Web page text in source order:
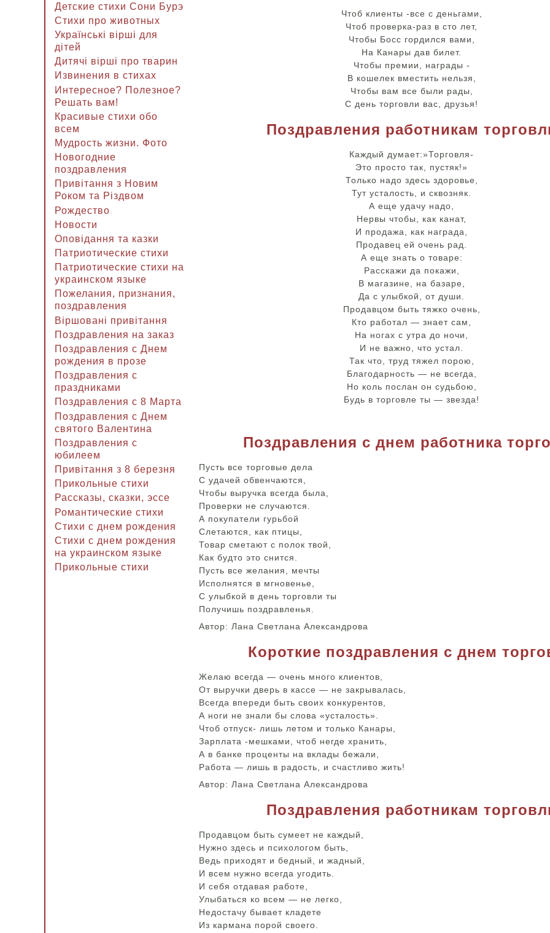
Детские стихи Сони Бурэ
Стихи про животных
Українські вірші для
дітей
Дитячі вірші про тварин
Извинения в стихах
Интересное? Полезное?
Решать вам!
Красивые стихи обо
всем
Мудрость жизни. Фото
Новогодние
поздравления
Привітання з Новим
Роком та Різдвом
Рождество
Новости
Оповідання та казки
Патриотические стихи
Патриотические стихи на
украинском языке
Пожелания, признания,
поздравления
Віршовані привітання
Поздравления на заказ
Поздравления с Днем
рождения в прозе
Поздравления с
праздниками
Поздравления с 8 Марта
Поздравления с Днем
святого Валентина
Поздравления с
юбилеем
Привітання з 8 березня
Прикольные стихи
Рассказы, сказки, эссе
Романтические стихи
Стихи с днем рождения
Стихи с днем рождения
на украинском языке
Прикольные стихи
Чтоб клиенты -все с деньгами,
Чтоб проверка-раз в сто лет,
Чтобы Босс гордился вами,
На Канары дав билет.
Чтобы премии, награды -
В кошелек вместить нельзя,
Чтобы вам все были рады,
С день торговли вас, друзья!
Поздравления работникам
Каждый думает:»Торговля-
Это просто так, пустяк!»
Только надо здесь здоровье,
Тут усталость, и сквозняк.
А еще удачу надо,
Нервы чтобы, как канат,
И продажа, как награда,
Продавец ей очень рад.
А еще знать о товаре:
Расскажи да покажи,
В магазине, на базаре,
Да с улыбкой, от души.
Продавцом быть тяжко очень,
Кто работал — знает сам,
На ногах с утра до ночи,
И не важно, что устал.
Так что, труд тяжел порою,
Благодарность — не всегда,
Но коль послан он судьбою,
Будь в торговле ты — звезда!
Поздравления с днем работника
Пусть все торговые дела
С удачей обвенчаются,
Чтобы выручка всегда была,
Проверки не случаются.
А покупатели гурьбой
Слетаются, как птицы,
Товар сметают с полок твой,
Как будто это снится.
Пусть все желания, мечты
Исполнятся в мгновенье,
С улыбкой в день торговли ты
Получишь поздравленья.
Автор: Лана Светлана Александрова
Короткие поздравления с днем
Желаю всегда — очень много клиентов,
От выручки дверь в кассе — не закрывалась,
Всегда впереди быть своих конкурентов,
А ноги не знали бы слова «усталость».
Чтоб отпуск- лишь летом и только Канары,
Зарплата -мешками, чтоб негде хранить,
А в банке проценты на вклады бежали,
Работа — лишь в радость, и счастливо жить!
Автор: Лана Светлана Александрова
Поздравления работникам
Продавцом быть сумеет не каждый,
Нужно здесь и психологом быть,
Ведь приходят и бедный, и жадный,
И всем нужно всегда угодить.
И себя отдавая работе,
Улыбаться ко всем — не легко,
Недостачу бывает кладете
Из кармана порой своего.